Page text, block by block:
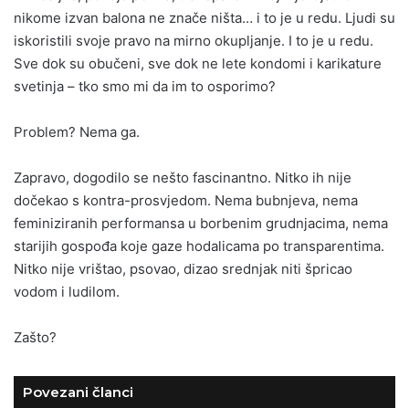
nikome izvan balona ne znače ništa… i to je u redu. Ljudi su
iskoristili svoje pravo na mirno okupljanje. I to je u redu.
Sve dok su obučeni, sve dok ne lete kondomi i karikature
svetinja – tko smo mi da im to osporimo?
Problem? Nema ga.
Zapravo, dogodilo se nešto fascinantno. Nitko ih nije
dočekao s kontra-prosvjedom. Nema bubnjeva, nema
feminiziranih performansa u borbenim grudnjacima, nema
starijih gospođa koje gaze hodalicama po transparentima.
Nitko nije vrištao, psovao, dizao srednjak niti špricao
vodom i ludilom.
Zašto?
Povezani članci